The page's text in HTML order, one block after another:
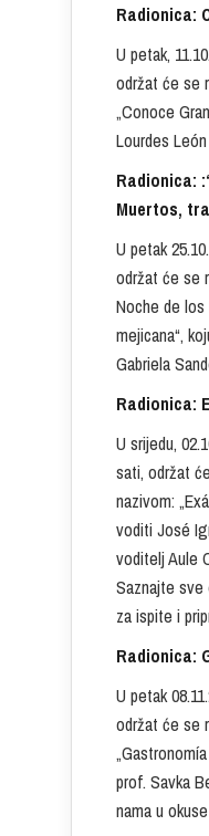
Radionica:
U petak,
održat će se
„Conoce
Lourdes
Radionica:
Muertos,
U petak
održat će se
Noche de
mejicana“,
Gabriela
Radionica:
U srijedu,
sati, održat
nazivom:
voditi José
voditelj Aule
Saznajte sve
za ispite i
Radionica:
U petak
održat će se
prof. Savka
nama u